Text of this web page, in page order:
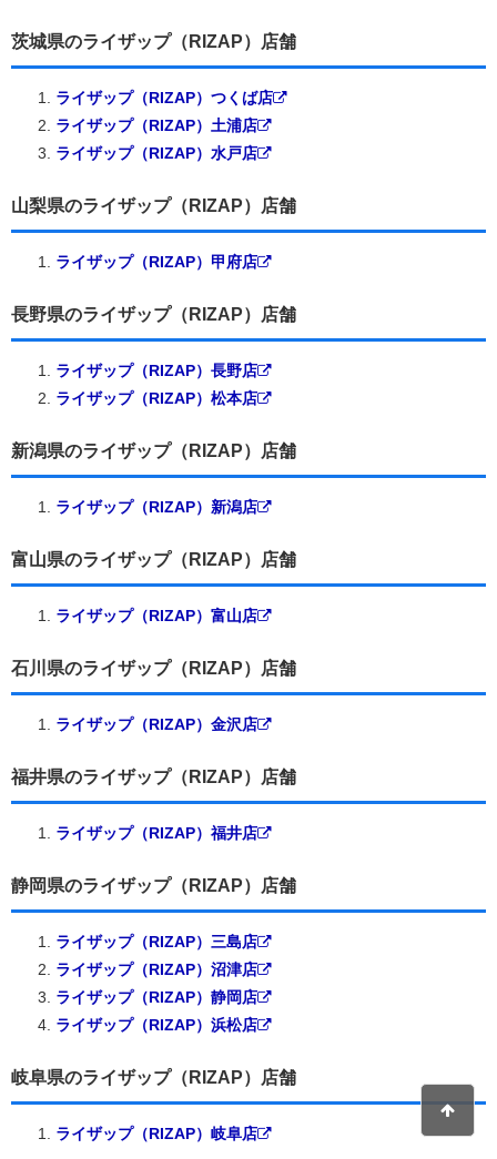
茨城県のライザップ（RIZAP）店舗
ライザップ（RIZAP）つくば店
ライザップ（RIZAP）土浦店
ライザップ（RIZAP）水戸店
山梨県のライザップ（RIZAP）店舗
ライザップ（RIZAP）甲府店
長野県のライザップ（RIZAP）店舗
ライザップ（RIZAP）長野店
ライザップ（RIZAP）松本店
新潟県のライザップ（RIZAP）店舗
ライザップ（RIZAP）新潟店
富山県のライザップ（RIZAP）店舗
ライザップ（RIZAP）富山店
石川県のライザップ（RIZAP）店舗
ライザップ（RIZAP）金沢店
福井県のライザップ（RIZAP）店舗
ライザップ（RIZAP）福井店
静岡県のライザップ（RIZAP）店舗
ライザップ（RIZAP）三島店
ライザップ（RIZAP）沼津店
ライザップ（RIZAP）静岡店
ライザップ（RIZAP）浜松店
岐阜県のライザップ（RIZAP）店舗
ライザップ（RIZAP）岐阜店